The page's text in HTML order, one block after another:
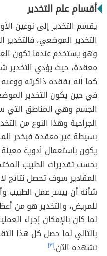
أقسام علم التخدير
يقسم التخدير إلى نوعين
التخدير الموضعي،
وهو يستخدم عندما تكون
معقدة، حيث يؤدي التخدير
كما أنه يفقده ذاكرته
في حين يكون التخدير
الجسم وهي المناطق التي
الجراحية وهذا النوع من
بسيطة غير معقدة فيخدر
يكون باستعمال أدوية
بحسب تقديرات الطبيب
المقادير سوف تحصل نتائج
شأنه أن ييسر عمل الطبيب
للمريض، والتخدير هو من
لما كان بالإمكان إجراء
بالتالي لما حصل كل هذا
نشهده الآن.[٣]